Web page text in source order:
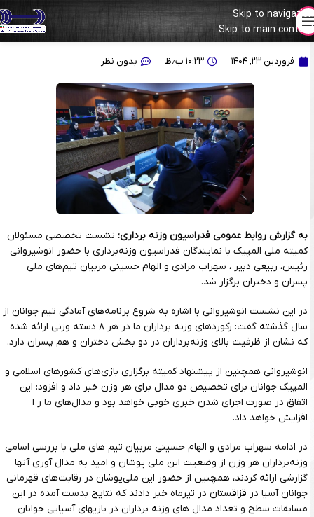
Skip to navigation
Skip to main content
گزارش دکتر انوشیروانی از شرایط تیم‌های ملی جوانان
فروردین ۲۳, ۱۴۰۴ ۱۰:۲۳ ب٫ظ بدون نظر
به گزارش روابط عمومی فدراسیون وزنه برداری؛ نشست تخصصی مسئولان
کمیته ملی المپیک با نمایندگان فدراسیون وزنه‌برداری با حضور انوشیروانی
رئیس، ربیعی دبیر ، سهراب مرادی و الهام حسینی مربیان تیم‌های ملی
پسران و دختران برگزار شد.
در این نشست انوشیروانی با اشاره به شروع برنامه‌های آمادگی تیم جوانان از
سال گذشته گفت: رکوردهای وزنه برداران ما در هر ۸ دسته وزنی ارائه شده
که نشان از ظرفیت بالای وزنه‌برداران در دو بخش دختران و هم پسران دارد.
انوشیروانی همچنین از پیشنهاد کمیته برگزاری بازی‌های کشورهای اسلامی و
المپیک جوانان برای تخصیص دو مدال برای هر وزن خبر داد و افزود: این
اتفاق در صورت اجرای شدن خبری خوبی خواهد بود و مدال‌های ما ر ا
افزایش خواهد داد.
در ادامه سهراب مرادی و الهام حسینی مربیان تیم های ملی با بررسی اسامی
وزنه‌برداران هر وزن از وضعیت این ملی پوشان و امید به مدال آوری آنها
گزارشی ارائه کردند، همچنین از حضور این ملی‌پوشان در رقابت‌های قهرمانی
جوانان آسیا در قزاقستان در تیرماه خبر دادند که نتایج بدست آمده در این
مسابقات سطح و تعداد مدال های وزنه برداران در بازیهای آسیایی جوانان